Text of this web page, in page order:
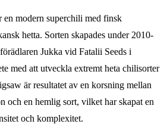
en modern superchili med finsk
hetta. Sorten skapades under 2010-
Jukka vid Fatalii Seeds i
med att utveckla extremt heta chilisorter
är resultatet av en korsning mellan
och en hemlig sort, vilket har skapat en
och komplexitet.